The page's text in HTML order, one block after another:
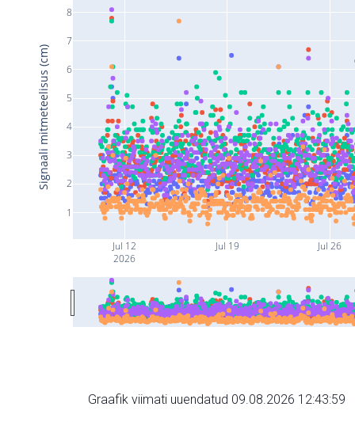
Jul 12
2026
Jul 19 Jul 26
1
2
3
4
5
6
7
8
Signaali mitmeteelisus (cm)
Graafik viimati uuendatud 09.08.2026 12:43:59